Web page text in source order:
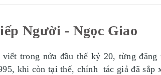
Người - Ngọc Giao
trong nửa đầu thế kỷ 20, từng
khi còn tại thế, chính tác giả đã sắp